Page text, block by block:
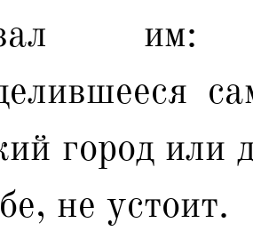
им:
город или
не устоит.